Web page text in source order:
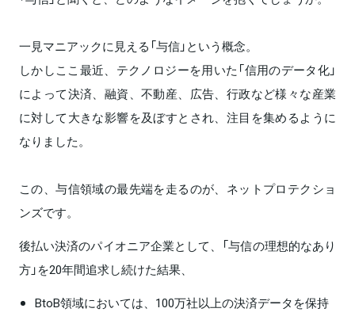
一見マニアックに見える「与信」という概念。
しかしここ最近、テクノロジーを用いた「信用のデータ化」
によって決済、融資、不動産、広告、行政など様々な産業
に対して大きな影響を及ぼすとされ、注目を集めるように
なりました。
この、与信領域の最先端を走るのが、ネットプロテクショ
ンズです。
後払い決済のパイオニア企業として、「与信の理想的なあり
方」を20年間追求し続けた結果、
BtoB領域においては、100万社以上の決済データを保持